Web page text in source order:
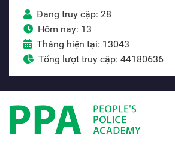
Đang truy cập: 28
Hôm nay: 13
Tháng hiện tại: 13043
Tổng lượt truy cập: 44180636